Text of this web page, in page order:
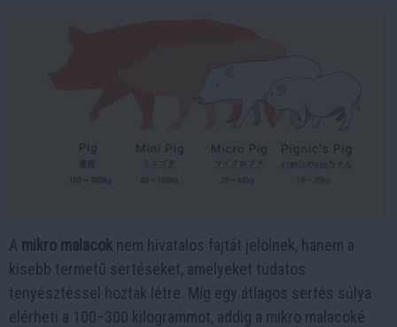
A mikro malacok nem hivatalos fajtát jelölnek, hanem a
kisebb termetű sertéseket, amelyeket tudatos
tenyésztéssel hoztak létre. Míg egy átlagos sertés súlya
elérheti a 100–300 kilogrammot, addig a mikro malacoké